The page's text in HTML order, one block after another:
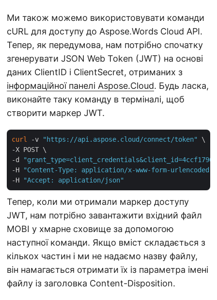
Ми також можемо використовувати команди
cURL для доступу до Aspose.Words Cloud API.
Тепер, як передумова, нам потрібно спочатку
згенерувати JSON Web Token (JWT) на основі
даних ClientID і ClientSecret, отриманих з
інформаційної панелі Aspose.Cloud. Будь ласка,
виконайте таку команду в терміналі, щоб
створити маркер JWT.
curl -v "https://api.aspose.cloud/connect/token"
\
-X POST \
-d
"grant_type=client_credentials&client_id=4ccf1790-
-H
"Content-Type: application/x-www-form-urlencoded"
-H
"Accept: application/json"
Тепер, коли ми отримали маркер доступу
JWT, нам потрібно завантажити вхідний файл
MOBI у хмарне сховище за допомогою
наступної команди. Якщо вміст складається з
кількох частин і ми не надаємо назву файлу,
він намагається отримати їх із параметра імені
файлу із заголовка Content-Disposition.